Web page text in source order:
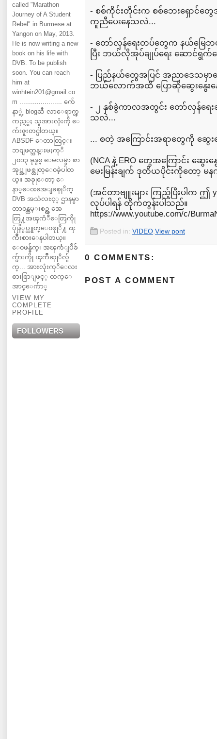
called "Marathon
Journey of A Student
Rebel" in Burmese at
Yangon on May, 2013.
He is now writing a new
book on his life with
DVB. To be publish
soon. You can reach
him at
winhtein201@gmail.co
m ...................... က်ေ
နာ္ရဲ့ blogဆီ လာေရာက္ၾ
ကည့္ရႈ သူအားလုံးကို ေ
က်းဇူးတင္ပါတယ္။
ABSDF ေတာတြင္း
ဘ၀ျဖတ္သန္းမႈကုိ
၂၀၁၃ ခုနွစ္ ေမလမွာ စာ
အုပ္အျဖစ္ထုတ္ေ၀ခဲ့ပါတ
ယ္။ အခုုေတာ့ ေ
နာ္ေ၀းအေျခစုုိက္
DVB အသံလႊင့္ ဌာနမွာ
တာ၀န္ထမ္းစဥ္က အေ
တြ႔အၾကံဳေတြကိုု
ပုုံနိွပ္ထုုတ္ေ၀ဖုုိ႔ ၾ
ကိဳးစားေနပါတယ္။
ေ၀ဖန္ခ်က္၊ အၾကံျပဳခ်
က္မ်ားကိုု ၾကိဳဆုုိလ်ွ
က္... အားလုံးကုိေလး
စားစြာျဖင့္ ထက္ေ
အာင္ေက်ာ္
VIEW MY
COMPLETE
PROFILE
FOLLOWERS
- စစ်ကိုင်းတိုင်းက စစ်ဘေးရှေ
ကူညီပေးနေသလဲ...
- တော်လှန်ရေးတပ်တွေက နယ်မြေဘယ်
ပြီး ဘယ်လိုအုပ်ချုပ်ရေး ဆောင်ရွ
- ပြည်နယ်တွေအပြင် အညာဒေသမှာ
ဘယ်လောက်အထိ ပြောဆိုဆွေးနွေးန
- ၂ နှစ်ခွဲကာလအတွင်း တော်လှန်ရ
သလဲ...
... စတဲ့ အကြောင်းအရာတွေကို ဆွေး
(NCA နဲ့ ERO တွေအကြောင်း ဆွေး
မေးမြန်းချက် ဒုတိယပိုင်းကိုတော့
(အင်တာဗျူးများ ကြည့်ပြီးပါက ဤ
လုပ်ပါရန် တိုက်တွန်းပါသည်။
https://www.youtube.com/c/
Posted in: VIDEO View pont
0 COMMENTS:
POST A COMMENT